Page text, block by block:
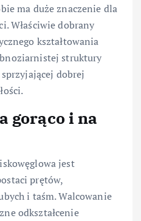
ma duże znaczenie dla
Właściwie dobrany
kształtowania
struktury
dobrej
gorąco i na
jest
prętów,
i taśm. Walcowanie
odkształcenie